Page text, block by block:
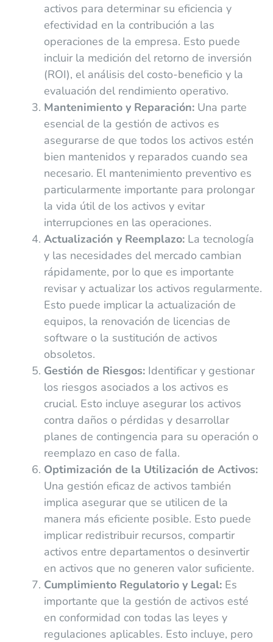
activos para determinar su eficiencia y
efectividad en la contribución a las
operaciones de la empresa. Esto puede
incluir la medición del retorno de inversión
(ROI), el análisis del costo-beneficio y la
evaluación del rendimiento operativo.
Mantenimiento y Reparación:Una parte
esencial de la gestión de activos es
asegurarse de que todos los activos estén
bien mantenidos y reparados cuando sea
necesario. El mantenimiento preventivo es
particularmente importante para prolongar
la vida útil de los activos y evitar
interrupciones en las operaciones.
Actualización y Reemplazo:La tecnología
y las necesidades del mercado cambian
rápidamente, por lo que es importante
revisar y actualizar los activos regularmente.
Esto puede implicar la actualización de
equipos, la renovación de licencias de
software o la sustitución de activos
obsoletos.
Gestión de Riesgos:Identificar y gestionar
los riesgos asociados a los activos es
crucial. Esto incluye asegurar los activos
contra daños o pérdidas y desarrollar
planes de contingencia para su operación o
reemplazo en caso de falla.
Optimización de la Utilización de Activos:
Una gestión eficaz de activos también
implica asegurar que se utilicen de la
manera más eficiente posible. Esto puede
implicar redistribuir recursos, compartir
activos entre departamentos o desinvertir
en activos que no generen valor suficiente.
Cumplimiento Regulatorio y Legal:Es
importante que la gestión de activos esté
en conformidad con todas las leyes y
regulaciones aplicables. Esto incluye, pero